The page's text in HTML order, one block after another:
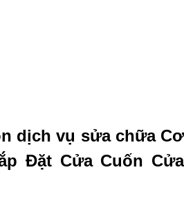
dịch vụ sửa chữa Cơ
Đặt Cửa Cuốn Cửa